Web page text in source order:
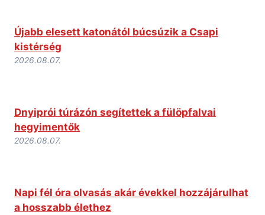
Újabb elesett katonától búcsúzik a Csapi
kistérség
2026.08.07.
Dnyiprói túrázón segítettek a fülöpfalvai
hegyimentők
2026.08.07.
Napi fél óra olvasás akár évekkel hozzájárulhat
a hosszabb élethez